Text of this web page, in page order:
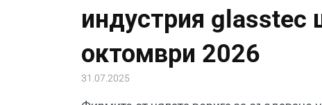
индустрия glasstec
октомври 2026
31.07.2025